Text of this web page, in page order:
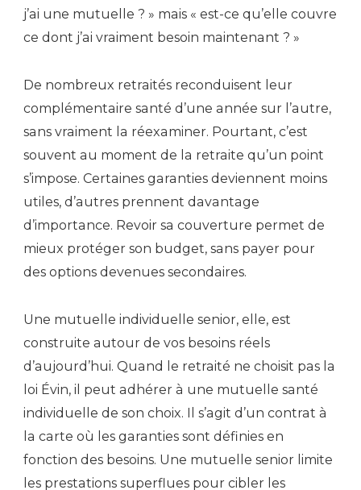
j’ai une mutuelle ? » mais « est-ce qu’elle couvre
ce dont j’ai vraiment besoin maintenant ? »
De nombreux retraités reconduisent leur
complémentaire santé d’une année sur l’autre,
sans vraiment la réexaminer. Pourtant, c’est
souvent au moment de la retraite qu’un point
s’impose. Certaines garanties deviennent moins
utiles, d’autres prennent davantage
d’importance. Revoir sa couverture permet de
mieux protéger son budget, sans payer pour
des options devenues secondaires.
Une mutuelle individuelle senior, elle, est
construite autour de vos besoins réels
d’aujourd’hui. Quand le retraité ne choisit pas la
loi Évin, il peut adhérer à une mutuelle santé
individuelle de son choix. Il s’agit d’un contrat à
la carte où les garanties sont définies en
fonction des besoins. Une mutuelle senior limite
les prestations superflues pour cibler les